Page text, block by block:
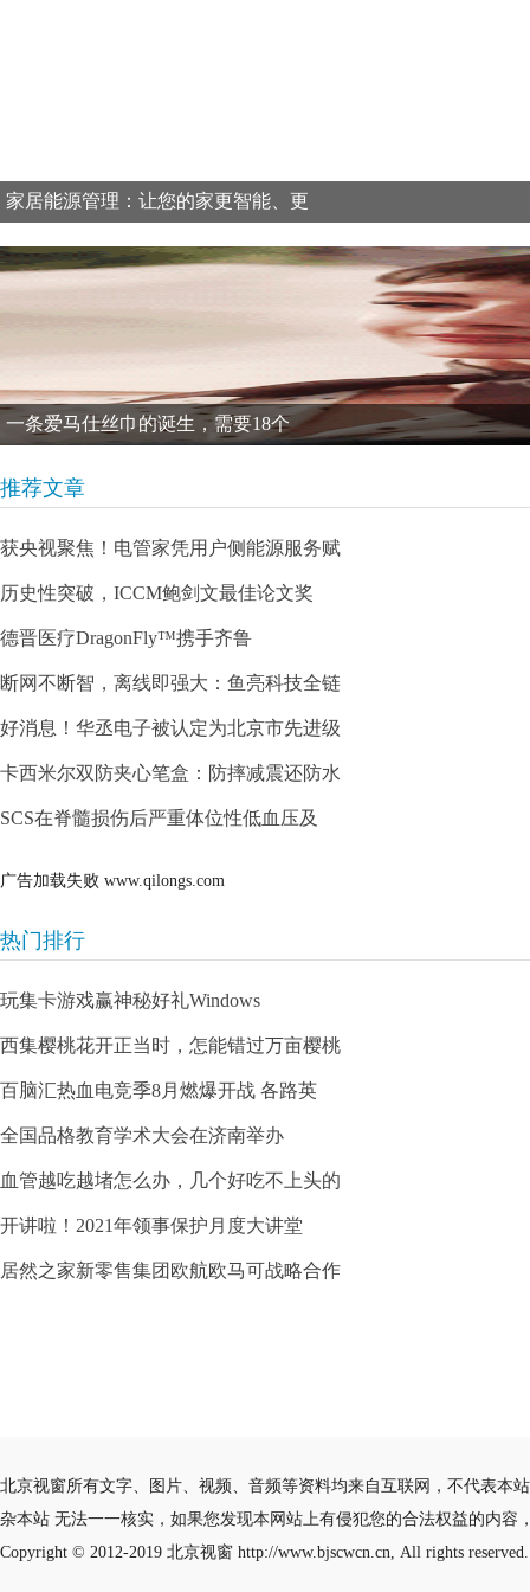
家居能源管理：让您的家更智能、更
一条爱马仕丝巾的诞生，需要18个
推荐文章
获央视聚焦！电管家凭用户侧能源服务赋
历史性突破，ICCM鲍剑文最佳论文奖
德晋医疗DragonFly™携手齐鲁
断网不断智，离线即强大：鱼亮科技全链
好消息！华丞电子被认定为北京市先进级
卡西米尔双防夹心笔盒：防摔减震还防水
SCS在脊髓损伤后严重体位性低血压及
广告加载失败 www.qilongs.com
热门排行
玩集卡游戏赢神秘好礼Windows
西集樱桃花开正当时，怎能错过万亩樱桃
百脑汇热血电竞季8月燃爆开战 各路英
全国品格教育学术大会在济南举办
血管越吃越堵怎么办，几个好吃不上头的
开讲啦！2021年领事保护月度大讲堂
居然之家新零售集团欧航欧马可战略合作
北京视窗所有文字、图片、视频、音频等资料均来自互联网，不代表本
杂本站 无法一一核实，如果您发现本网站上有侵犯您的合法权益的内容
Copyright © 2012-2019 北京视窗 http://www.bjscwcn.cn, All rights reserved.